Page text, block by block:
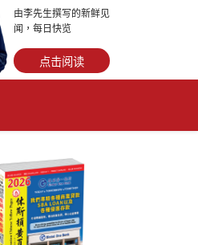
由李先生撰写的新鲜见
闻，每日快览
点击阅读